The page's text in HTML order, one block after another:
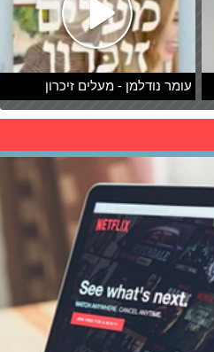
עומר נודלמן - מעלים זיכרון